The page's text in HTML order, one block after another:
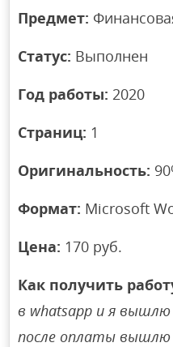
Предмет:
Статус: Выполнен
Год работы: 2020
Страниц: 1
Оригинальность:
Формат: Microsoft
Цена: 170 руб.
Как получить
в whatsapp и я
после оплаты вышлю